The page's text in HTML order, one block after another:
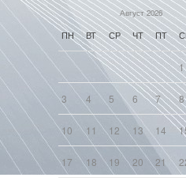
Август 2026
ПН ВТ СР ЧТ ПТ
1
3 4 5 6 7 8
10 11 12 13 14
17 18 19 20 21